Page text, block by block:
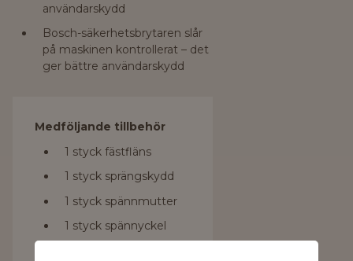
användarskydd
Bosch-säkerhetsbrytaren slår
på maskinen kontrollerat – det
ger bättre användarskydd
Medföljande tillbehör
1 styck fästfläns
1 styck sprängskydd
1 styck spännmutter
1 styck spännyckel